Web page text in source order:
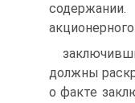
должны
о факте